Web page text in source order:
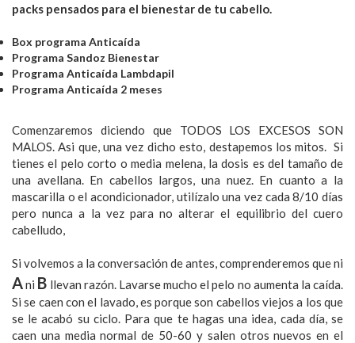
packs pensados para el bienestar de tu cabello.
Box programa Anticaída
Programa Sandoz Bienestar
Programa Anticaída Lambdapil
Programa Anticaída 2 meses
Comenzaremos diciendo que TODOS LOS EXCESOS SON
MALOS. Asi que, una vez dicho esto, destapemos los mitos. Si
tienes el pelo corto o media melena, la dosis es del tamaño de
una avellana. En cabellos largos, una nuez. En cuanto a la
mascarilla o el acondicionador, utilízalo una vez cada 8/10 días
pero nunca a la vez para no alterar el equilibrio del cuero
cabelludo,
Si volvemos a la conversación de antes, comprenderemos que ni
Ani B llevan razón. Lavarse mucho el pelo no aumenta la caída.
Si se caen con el lavado, es porque son cabellos viejos a los que
se le acabó su ciclo. Para que te hagas una idea, cada día, se
caen una media normal de 50-60 y salen otros nuevos en el